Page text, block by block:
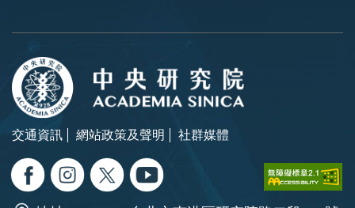
交通資訊 網站政策及聲明 社群媒體